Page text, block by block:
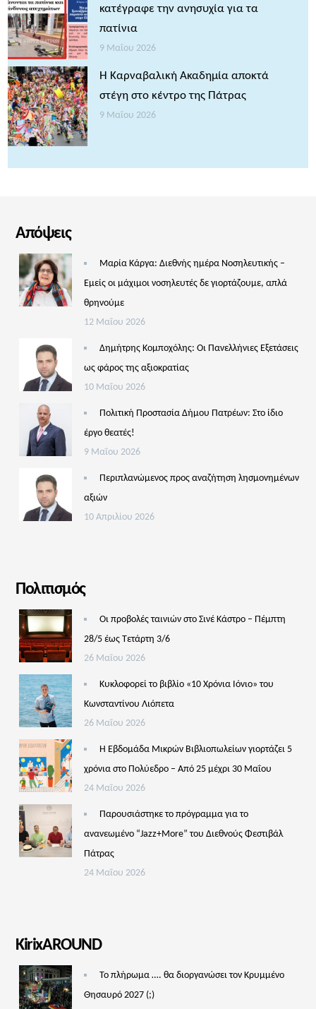
κατέγραφε την ανησυχία για τα
πατίνια
9 Μαΐου 2026
Η Καρναβαλική Ακαδημία αποκτά
στέγη στο κέντρο της Πάτρας
9 Μαΐου 2026
Απόψεις
Μαρία Κάργα: Διεθνής ημέρα Νοσηλευτικής –
Εμείς οι μάχιμοι νοσηλευτές δε γιορτάζουμε, απλά
θρηνούμε
12 Μαΐου 2026
Δημήτρης Κομποχόλης: Οι Πανελλήνιες Εξετάσεις
ως φάρος της αξιοκρατίας
10 Μαΐου 2026
Πολιτική Προστασία Δήμου Πατρέων: Στο ίδιο
έργο θεατές!
9 Μαΐου 2026
Περιπλανώμενος προς αναζήτηση λησμονημένων
αξιών
10 Απριλίου 2026
Πολιτισμός
Οι προβολές ταινιών στο Σινέ Κάστρο – Πέμπτη
28/5 έως Τετάρτη 3/6
26 Μαΐου 2026
Κυκλοφορεί το βιβλίο «10 Χρόνια Ιόνιο» του
Κωνσταντίνου Λιόπετα
26 Μαΐου 2026
Η Εβδομάδα Μικρών Βιβλιοπωλείων γιορτάζει 5
χρόνια στο Πολύεδρο – Από 25 μέχρι 30 Μαΐου
24 Μαΐου 2026
Παρουσιάστηκε το πρόγραμμα για το
ανανεωμένο “Jazz+More” του Διεθνούς Φεστιβάλ
Πάτρας
24 Μαΐου 2026
KirixAROUND
Το πλήρωμα …. θα διοργανώσει τον Κρυμμένο
Θησαυρό 2027 (;)